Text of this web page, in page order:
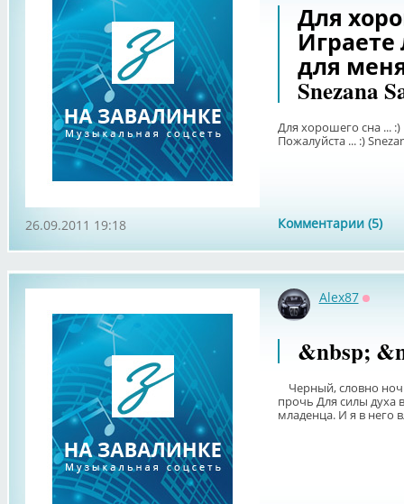
Для
для
Snezana
Для хорошего сна ...
Пожалуйста ... :)
Комментарии (5)
26.09.2011 19:18
Alex87
&nbsp;
Черный, словно
прочь Для силы духа
младенца. И я в него